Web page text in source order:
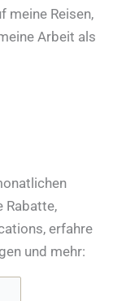
meine Reisen,
Arbeit als
Rabatte,
erfahre
und mehr: